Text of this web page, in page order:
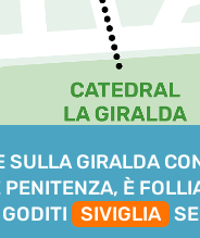
SULLA GIRALDA
PENITENZA, È
SIVIGLIA